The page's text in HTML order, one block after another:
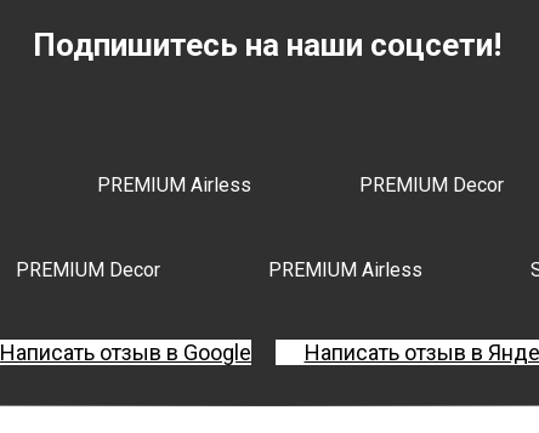
Подпишитесь на наши соцсети!
PREMIUM Airless PREMIUM Decor
PREMIUM Decor PREMIUM Airless
Написать отзыв в Google Написать отзыв в